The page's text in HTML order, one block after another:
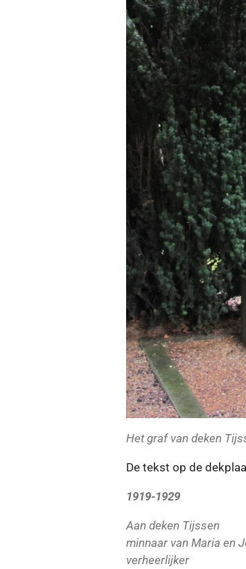
Het graf van deken
De tekst op de
1919-1929
Aan deken Tijssen
minnaar van Maria en
verheerlijker